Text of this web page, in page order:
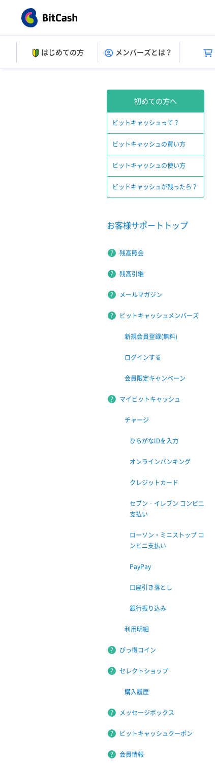
はじめての方 メンバーズとは？
初めての方へ
ビットキャッシュって？
ビットキャッシュの買い方
ビットキャッシュの使い方
ビットキャッシュが残ったら？
お客様サポートトップ
残高照会
残高引継
メールマガジン
ビットキャッシュメンバーズ
新規会員登録(無料)
ログインする
会員限定キャンペーン
マイビットキャッシュ
チャージ
ひらがなIDを入力
オンラインバンキング
クレジットカード
セブン‐イレブン コンビニ
支払い
ローソン・ミニストップ コ
ンビニ支払い
PayPay
口座引き落とし
銀行振り込み
利用明細
びっ得コイン
セレクトショップ
購入履歴
メッセージボックス
ビットキャッシュクーポン
会員情報